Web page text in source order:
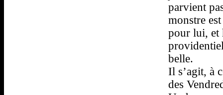
parvient
monstre
pour lui, et
belle.
Il s’agit, à
des